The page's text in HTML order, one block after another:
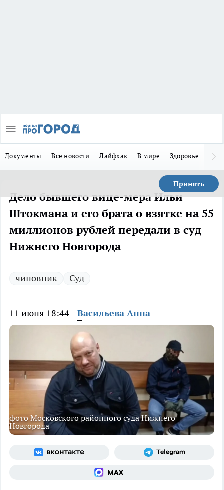
Документы Все новости Лайфхак В мире Здоровье
Принять
Дело бывшего вице-мера Ильи
Штокмана и его брата о взятке на 55
миллионов рублей передали в суд
Нижнего Новгорода
чиновник Суд
11 июня 18:44 Васильева Анна
фото Московского районного суда Нижнего
Новгорода